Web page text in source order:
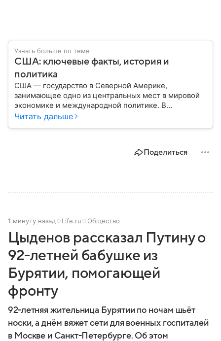
Узнать больше по теме
США: ключевые факты, история и
политика
США — государство в Северной Америке,
занимающее одно из центральных мест в мировой
экономике и международной политике. В
материале — основные сведения об этой стране.
Читать дальше
Поделиться
1 минуту назад Life.ru Общество
Цыденов рассказал Путину о
92-летней бабушке из
Бурятии, помогающей
фронту
92-летняя жительница Бурятии по ночам шьёт
носки, а днём вяжет сети для военных госпиталей
в Москве и Санкт-Петербурге. Об этом